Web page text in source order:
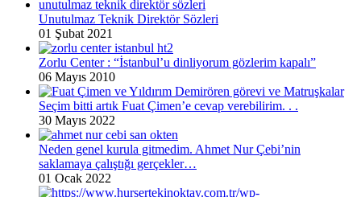
Unutulmaz Teknik Direktör Sözleri
01 Şubat 2021
Zorlu Center : “İstanbul’u dinliyorum gözlerim kapalı”
06 Mayıs 2010
Seçim bitti artık Fuat Çimen’e cevap verebilirim. . .
30 Mayıs 2022
Neden genel kurula gitmedim. Ahmet Nur Çebi’nin
saklamaya çalıştığı gerçekler…
01 Ocak 2022